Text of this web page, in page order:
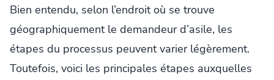
Bien entendu, selon l’endroit où se trouve
géographiquement le demandeur d’asile, les
étapes du processus peuvent varier légèrement.
Toutefois, voici les principales étapes auxquelles